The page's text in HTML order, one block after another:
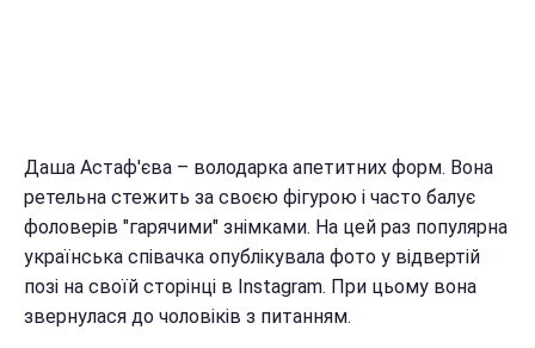
Даша Астаф'єва – володарка апетитних форм. Вона
ретельна стежить за своєю фігурою і часто балує
фоловерів "гарячими" знімками. На цей раз популярна
українська співачка опублікувала фото у відвертій
позі на своїй сторінці в Instagram. При цьому вона
звернулася до чоловіків з питанням.